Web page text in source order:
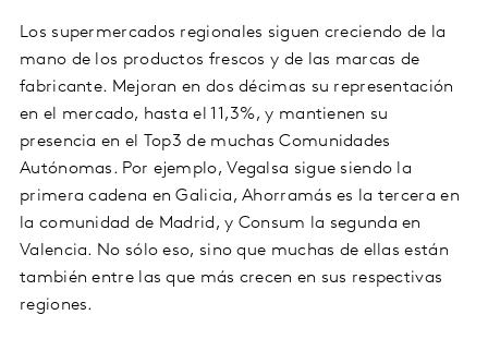
Los supermercados regionales siguen creciendo de la
mano de los productos frescos y de las marcas de
fabricante. Mejoran en dos décimas su representación
en el mercado, hasta el 11,3%, y mantienen su
presencia en el Top3 de muchas Comunidades
Autónomas. Por ejemplo, Vegalsa sigue siendo la
primera cadena en Galicia, Ahorramás es la tercera en
la comunidad de Madrid, y Consum la segunda en
Valencia. No sólo eso, sino que muchas de ellas están
también entre las que más crecen en sus respectivas
regiones.